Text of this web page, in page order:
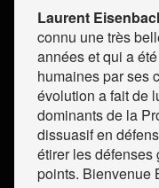
Laurent
connu une très
années et qui a
humaines par ses
évolution a fait de
dominants de la
dissuasif en
étirer les défenses
points. Bienvenue